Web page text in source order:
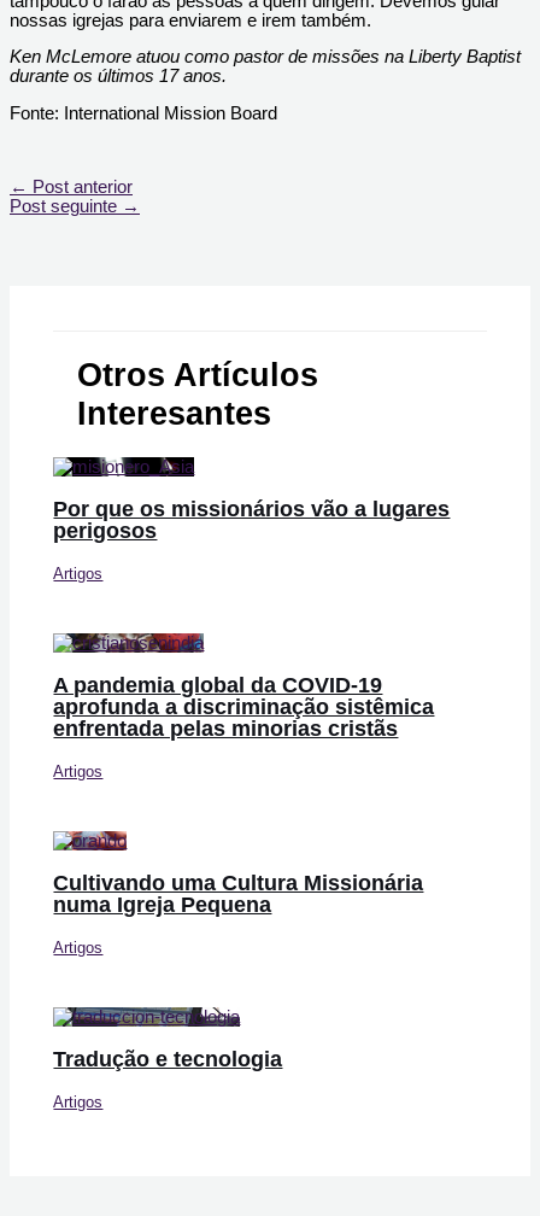
nossas igrejas para enviarem e irem também.
Ken McLemore atuou como pastor de missões na Liberty Baptist
durante os últimos 17 anos.
Fonte: International Mission Board
← Post anterior
Post seguinte →
Otros Artículos
Interesantes
Por que os missionários vão a lugares
perigosos
Artigos
A pandemia global da COVID-19
aprofunda a discriminação sistêmica
enfrentada pelas minorias cristãs
Artigos
Cultivando uma Cultura Missionária
numa Igreja Pequena
Artigos
Tradução e tecnologia
Artigos